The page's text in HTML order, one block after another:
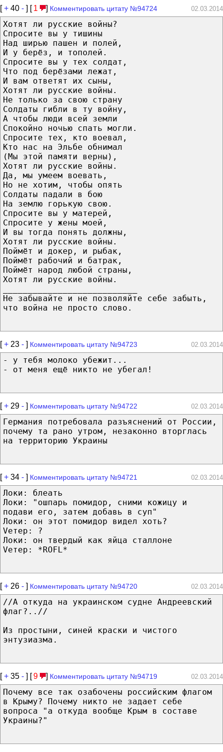
[+ 40 - ] [ 1 ] Комментировать цитату №94724 02.03.2014
Хотят ли русские войны?
Спросите вы у тишины
Над ширью пашен и полей,
И у берёз, и тополей.
Спросите вы у тех солдат,
Что под берёзами лежат,
И вам ответят их сыны,
Хотят ли русские войны.
Не только за свою страну
Солдаты гибли в ту войну,
А чтобы люди всей земли
Спокойно ночью спать могли.
Спросите тех, кто воевал,
Кто нас на Эльбе обнимал
(Мы этой памяти верны),
Хотят ли русские войны.
Да, мы умеем воевать,
Но не хотим, чтобы опять
Солдаты падали в бою
На землю горькую свою.
Спросите вы у матерей,
Спросите у жены моей,
И вы тогда понять должны,
Хотят ли русские войны.
Поймёт и докер, и рыбак,
Поймёт рабочий и батрак,
Поймёт народ любой страны,
Хотят ли русские войны.
Не забывайте и не позволяйте себе забыть,
что война не просто слово.
[+ 23 - ] Комментировать цитату №94723 02.03.2014
- у тебя молоко убежит...
- от меня ещё никто не убегал!
[+ 29 - ] Комментировать цитату №94722 02.03.2014
Германия потребовала разъяснений от России,
почему та рано утром, незаконно вторглась
на территорию Украины
[+ 34 - ] Комментировать цитату №94721 02.03.2014
Локи: блеать
Локи: "ошпарь помидор, сними кожицу и
подави его, затем добавь в суп"
Локи: он этот помидор видел хоть?
Vетер: ?
Локи: он твердый как яйца сталлоне
Vетер: *ROFL*
[+ 26 - ] Комментировать цитату №94720 02.03.2014
//А откуда на украинском судне Андреевский
флаг?..//
Из простыни, синей краски и чистого
энтузиазма.
[+ 35 - ] [9 ] Комментировать цитату №94719 02.03.2014
Почему все так озабочены российским флагом
в Крыму? Почему никто не задает себе
вопроса "а откуда вообще Крым в составе
Украины?"